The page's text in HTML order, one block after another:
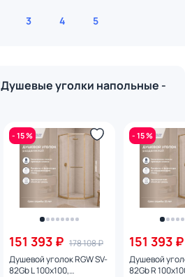
3 4 5
уголки напольные -
- 15 %
151 393 ₽ 178 108 ₽
Душевой уголок RGW SV-
82Gb L 100x100,
- 15 %
151 393 ₽
Душевой
82Gb R